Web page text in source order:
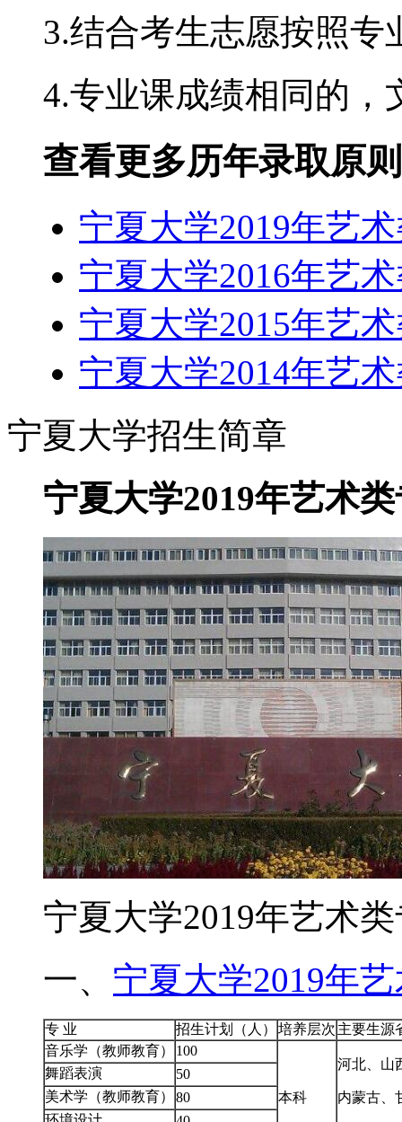
3.结合考生志愿按照
4.专业课成绩相同的，
查看更多历年录取原则
宁夏大学2019年艺
宁夏大学2016年艺
宁夏大学2015年艺
宁夏大学2014年艺
宁夏大学招生简章
宁夏大学2019年艺术
宁夏大学2019年艺术
一、 宁夏大学2019年
专 业 招生计划（人） 培养层次 主要生源
音乐学（教师教育）
100
本科
河北、山
内蒙古、
舞蹈表演
50
美术学（教师教育）
80